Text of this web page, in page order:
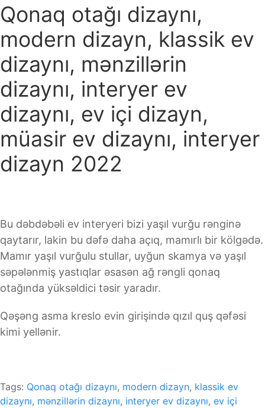
Qonaq otağı dizaynı,
modern dizayn, klassik ev
dizaynı, mənzillərin
dizaynı, interyer ev
dizaynı, ev içi dizayn,
müasir ev dizaynı, interyer
dizayn 2022
Bu dəbdəbəli ev interyeri bizi yaşıl vurğu rənginə
qaytarır, lakin bu dəfə daha açıq, mamırlı bir kölgədə.
Mamır yaşıl vurğulu stullar, uyğun skamya və yaşıl
səpələnmiş yastıqlar əsasən ağ rəngli qonaq
otağında yüksəldici təsir yaradır.
Qəşəng asma kreslo evin girişində qızıl quş qəfəsi
kimi yellənir.
Tags: Qonaq otağı dizaynı, modern dizayn, klassik ev
dizaynı, mənzillərin dizaynı, interyer ev dizaynı, ev içi